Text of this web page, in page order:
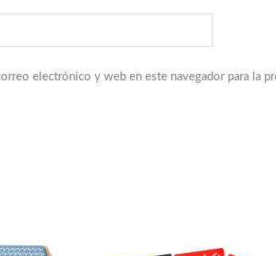
electrónico y web en este navegador para la